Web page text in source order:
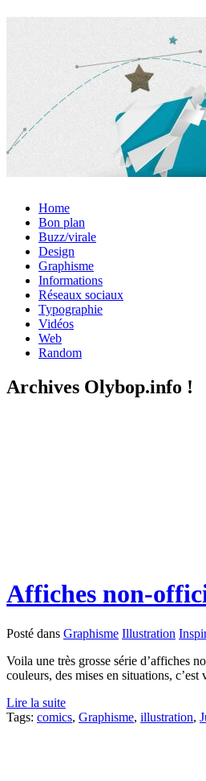
Home
Bon plan
Buzz/virale
Design
Graphisme
Informations
Réseaux sociaux
Typographie
Vidéos
Web
Random
Archives Olybop.info !
Affiches non-
Posté dans Graphisme Illustration
Voila une très grosse série d’affiches
couleurs, des mises en situations,
Lire la suite
Tags: comics, Graphisme, illustration,